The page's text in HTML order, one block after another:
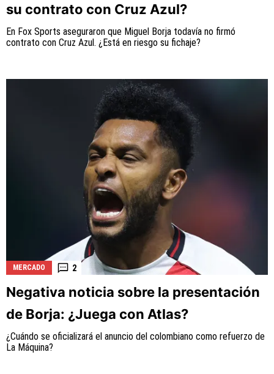
su contrato con Cruz Azul?
En Fox Sports aseguraron que Miguel Borja todavía no firmó
contrato con Cruz Azul. ¿Está en riesgo su fichaje?
MERCADO 2
Negativa noticia sobre la presentación
de Borja: ¿Juega con Atlas?
¿Cuándo se oficializará el anuncio del colombiano como refuerzo de
La Máquina?